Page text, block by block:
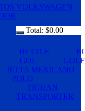
Total: $0.00
BETTLE
GOL
GOLF
JETTA MEXICANO
POLO
TIGUAN
TRANSPORTER